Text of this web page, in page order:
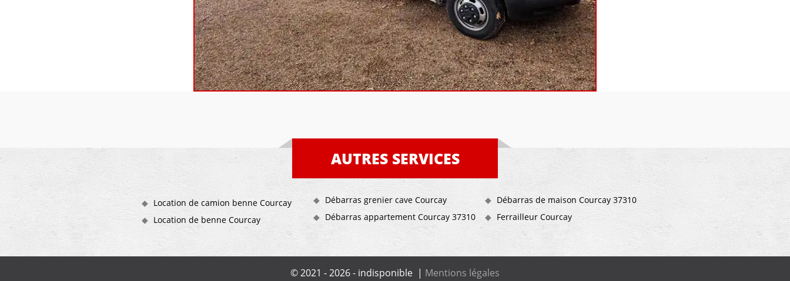
AUTRES SERVICES
Location de camion benne Courcay
Location de benne Courcay
Débarras grenier cave Courcay
Débarras appartement Courcay 37310
Débarras de maison Courcay 37310
Ferrailleur Courcay
© 2021 - 2026 - indisponible | Mentions légales